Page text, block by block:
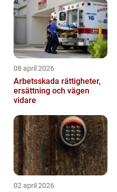
08 april 2026
Arbetsskada rättigheter,
ersättning och vägen
vidare
02 april 2026